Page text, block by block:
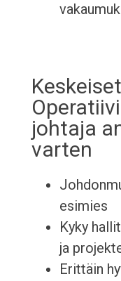
johtaja
varten
esimies
Kyky
ja
Erittäin